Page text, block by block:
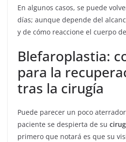
En algunos casos, se puede
días; aunque depende del
y de cómo reaccione el cuerpo
Blefaroplastia:
para la
tras la cirugía
Puede parecer un poco
paciente se despierta de su
primero que notará es que su